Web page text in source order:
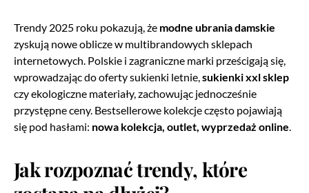
Trendy 2025 roku pokazują, że modne ubrania damskie
zyskują nowe oblicze w multibrandowych sklepach
internetowych. Polskie i zagraniczne marki prześcigają się,
wprowadzając do oferty sukienki letnie,sukienki xxl sklep
czy ekologiczne materiały, zachowując jednocześnie
przystępne ceny. Bestsellerowe kolekcje często pojawiają
się pod hasłami: nowa kolekcja, outlet, wyprzedaż online.
Jak rozpoznać trendy, które